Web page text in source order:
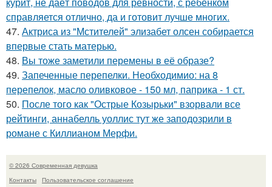
справляется отлично, да и готовит лучше многих.
47. Актриса из "Мстителей" элизабет олсен собирается
впервые стать матерью.
48. Вы тоже заметили перемены в её образе?
49. Запеченные перепелки. Необходимио: на 8
перепелок, масло оливковое - 150 мл, паприка - 1 ст.
50. После того как "Острые Козырьки" взорвали все
рейтинги, аннабелль уоллис тут же заподозрили в
романе с Киллианом Мерфи.
© 2026 Современная девушка
Контакты
Пользовательское соглашение